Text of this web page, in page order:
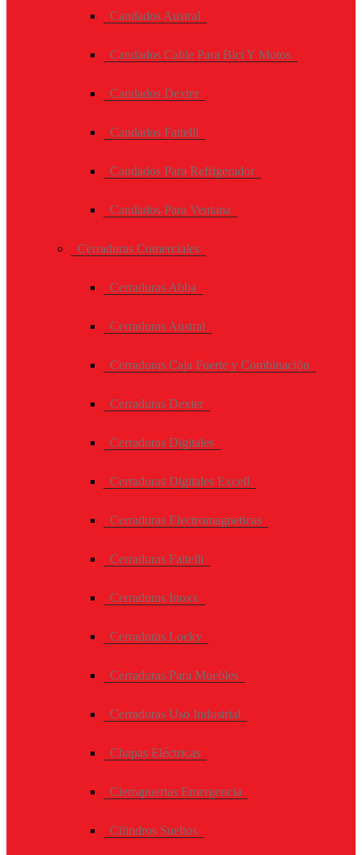
Candados Austral
Candados Cable Para Bici Y Motos
Candados Dexter
Candados Faitelli
Candados Para Refrigerador
Candados Para Ventana
Cerraduras Comerciales
Cerraduras Abba
Cerraduras Austral
Cerraduras Caja Fuerte y Combinación
Cerraduras Dexter
Cerraduras Digitales
Cerraduras Digitales Excell
Cerraduras Electromagneticas
Cerraduras Faitelli
Cerraduras Inoxx
Cerraduras Locky
Cerraduras Para Muebles
Cerraduras Uso Industrial
Chapas Eléctricas
Cierrapuertas Emergencia
Cilindros Sueltos